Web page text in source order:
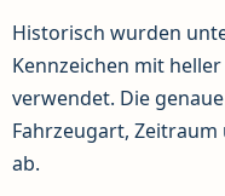
Historisch wurden
Kennzeichen mit
verwendet. Die
Fahrzeugart,
ab.